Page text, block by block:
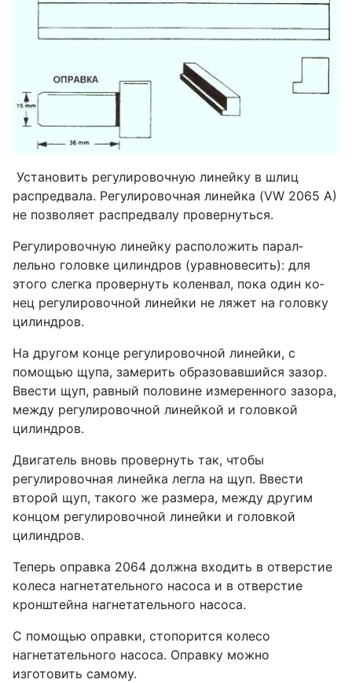
Установить регулировочную линейку в шлиц
распредвала. Регулировочная линейка (VW 2065 А)
не позволяет распредвалу провернуться.
Регулировочную линейку расположить парал­
лельно головке цилиндров (уравновесить): для
этого слегка провернуть коленвал, пока один ко­
нец регулировочной линейки не ляжет на головку
цилиндров.
На другом конце регулировочной линейки, с
помощью щупа, замерить образовав­шийся зазор.
Ввести щуп, равный половине из­меренного зазора,
между регулировочной линей­кой и головкой
цилиндров.
Двигатель вновь провернуть так, чтобы
регулировочная линейка легла на щуп. Ввести
второй щуп, такого же размера, между другим
концом регулировочной линейки и головкой
цилиндров.
Теперь оправка 2064 должна входить в отверстие
колеса нагнетательного насоса и в отверстие
кронштейна нагнетательного насоса.
С помощью оправки, стопорится колесо
нагнетательного нас­оса. Оправку можно
изготовить самому.